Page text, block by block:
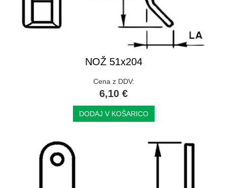
NOŽ 51x204
Cena z DDV:
6,10 €
DODAJ V KOŠARICO